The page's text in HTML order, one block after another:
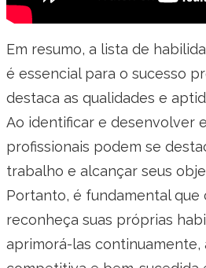
Em resumo, a lista de
é essencial para o sucesso
destaca as qualidades e
Ao identificar e desenvolver
profissionais podem se
trabalho e alcançar seus
Portanto, é fundamental que
reconheça suas próprias
aprimorá-las continuamente,